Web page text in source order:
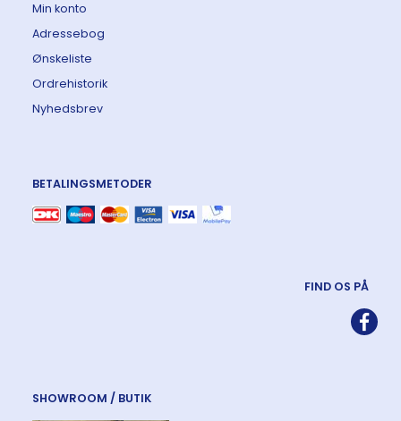
Min konto
Adressebog
Ønskeliste
Ordrehistorik
Nyhedsbrev
BETALINGSMETODER
FIND OS PÅ
SHOWROOM / BUTIK